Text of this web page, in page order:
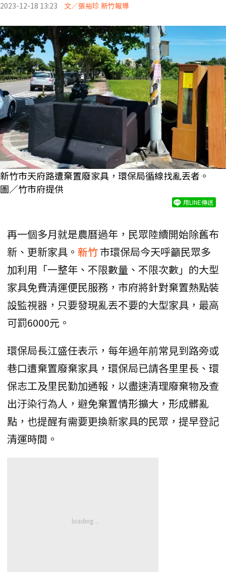
2023-12-18 13:23 文／張裕珍 新竹報導
新竹市天府路遭棄置廢家具，環保局循線找亂丟者。
圖／竹市府提供
用LINE傳送
再一個多月就是農曆過年，民眾陸續開始除舊布
新、更新家具。 新竹市環保局今天呼籲民眾多
加利用「一整年、不限數量、不限次數」的大型
家具免費清運便民服務，市府將針對棄置熱點裝
設監視器，只要發現亂丟不要的大型家具，最高
可罰6000元。
環保局長江盛任表示，每年過年前常見到路旁或
巷口遭棄置廢棄家具，環保局已請各里里長、環
保志工及里民勤加通報，以盡速清理廢棄物及查
出汙染行為人，避免棄置情形擴大，形成髒亂
點，也提醒有需要更換新家具的民眾，提早登記
清運時間。